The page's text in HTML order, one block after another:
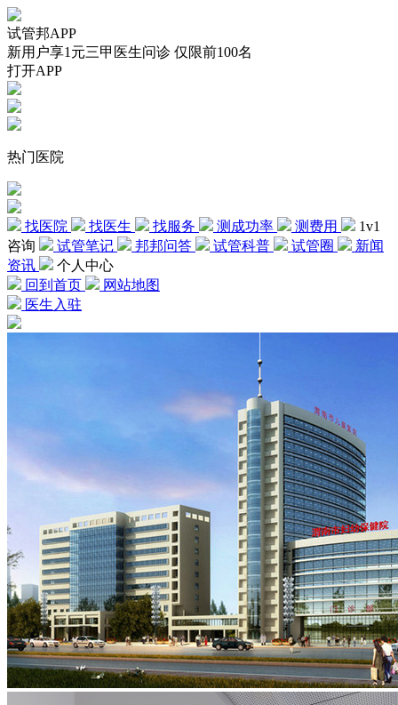
试管邦APP
新用户享1元三甲医生问诊 仅限前100名
打开APP
热门医院
找医院 找医生 找服务 测成功率 测费用
1v1
咨询
试管笔记 邦邦问答 试管科普 试管圈
新闻
资讯
个人中心
回到首页
网站地图
医生入驻